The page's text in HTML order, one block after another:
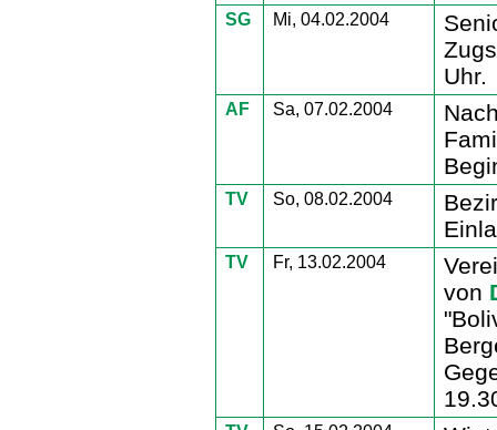
SG Mi, 04.02.2004
Uhr.
AF Sa, 07.02.2004
TV So, 08.02.2004
TV Fr, 13.02.2004
von